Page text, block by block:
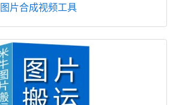
图片合成视频工具